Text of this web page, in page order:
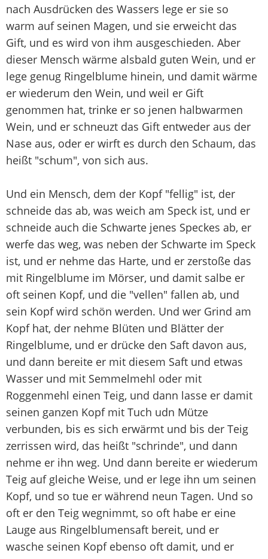
nach Ausdrücken des Wassers lege er sie so
warm auf seinen Magen, und sie erweicht das
Gift, und es wird von ihm ausgeschieden. Aber
dieser Mensch wärme alsbald guten Wein, und er
lege genug Ringelblume hinein, und damit wärme
er wiederum den Wein, und weil er Gift
genommen hat, trinke er so jenen halbwarmen
Wein, und er schneuzt das Gift entweder aus der
Nase aus, oder er wirft es durch den Schaum, das
heißt "schum", von sich aus.
Und ein Mensch, dem der Kopf "fellig" ist, der
schneide das ab, was weich am Speck ist, und er
schneide auch die Schwarte jenes Speckes ab, er
werfe das weg, was neben der Schwarte im Speck
ist, und er nehme das Harte, und er zerstoße das
mit Ringelblume im Mörser, und damit salbe er
oft seinen Kopf, und die "vellen" fallen ab, und
sein Kopf wird schön werden. Und wer Grind am
Kopf hat, der nehme Blüten und Blätter der
Ringelblume, und er drücke den Saft davon aus,
und dann bereite er mit diesem Saft und etwas
Wasser und mit Semmelmehl oder mit
Roggenmehl einen Teig, und dann lasse er damit
seinen ganzen Kopf mit Tuch udn Mütze
verbunden, bis es sich erwärmt und bis der Teig
zerrissen wird, das heißt "schrinde", und dann
nehme er ihn weg. Und dann bereite er wiederum
Teig auf gleiche Weise, und er lege ihn um seinen
Kopf, und so tue er während neun Tagen. Und so
oft er den Teig wegnimmt, so oft habe er eine
Lauge aus Ringelblumensaft bereit, und er
wasche seinen Kopf ebenso oft damit, und er